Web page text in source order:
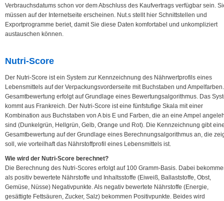
Verbrauchsdatums schon vor dem Abschluss des Kaufvertrags verfügbar sein.
müssen auf der Internetseite erscheinen. Nut.s stellt hier Schnittstellen und
Exportprogramme beriet, damit Sie diese Daten komfortabel und unkompliziert
austauschen können.
Nutri-Score
Der Nutri-Score ist ein System zur Kennzeichnung des Nährwertprofils eines
Lebensmittels auf der Verpackungsvorderseite mit Buchstaben und
Gesamtbewertung erfolgt auf Grundlage eines Bewertungsalgorithmus. Das
kommt aus Frankreich. Der Nutri-Score ist eine fünfstufige Skala mit einer
Kombination aus Buchstaben von A bis E und Farben, die an eine Ampel
sind (Dunkelgrün, Hellgrün, Gelb, Orange und Rot). Die Kennzeichnung gibt
Gesamtbewertung auf der Grundlage eines Berechnungsalgorithmus an, die
soll, wie vorteilhaft das Nährstoffprofil eines Lebensmittels ist.
Wie wird der Nutri-Score berechnet?
Die Berechnung des Nutri-Scores erfolgt auf 100 Gramm-Basis. Dabei
als positiv bewertete Nährstoffe und Inhaltsstoffe (Eiweiß, Ballaststoffe, Obst,
Gemüse, Nüsse) Negativpunkte. Als negativ bewertete Nährstoffe (Energie,
gesättigte Fettsäuren, Zucker, Salz) bekommen Positivpunkte. Beides wird